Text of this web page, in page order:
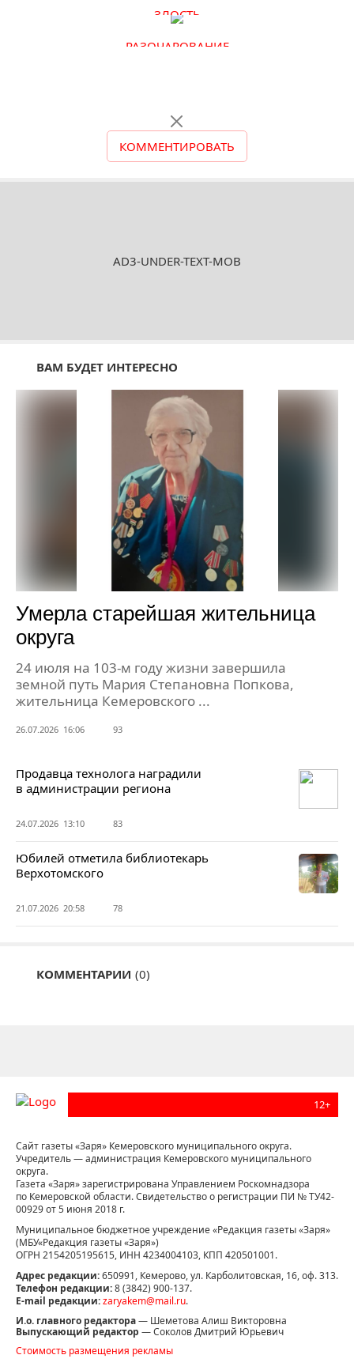
ЗЛОСТЬ
РАЗОЧАРОВАНИЕ
КОММЕНТИРОВАТЬ
AD3-UNDER-TEXT-MOB
ВАМ БУДЕТ ИНТЕРЕСНО
Умерла старейшая жительница
округа
24 июля на 103-м году жизни завершила
земной путь Мария Степановна Попкова,
жительница Кемеровского ...
26.07.2026 16:06 93
Продавца технолога наградили
в администрации региона
24.07.2026 13:10 83
Юбилей отметила библиотекарь
Верхотомского
21.07.2026 20:58 78
КОММЕНТАРИИ (0)
12+
Сайт газеты «Заря» Кемеровского муниципального округа.
Учредитель — администрация Кемеровского муниципального
округа.
Газета «Заря» зарегистрирована Управлением Роскомнадзора
по Кемеровской области. Свидетельство о регистрации ПИ № ТУ42-
00929 от 5 июня 2018 г.
Муниципальное бюджетное учреждение «Редакция газеты «Заря»
(МБУ«Редакция газеты «Заря»)
ОГРН 2154205195615, ИНН 4234004103, КПП 420501001.
Адрес редакции:650991, Кемерово, ул. Карболитовская, 16, оф. 313.
Телефон редакции:8 (3842) 900-137.
E-mail редакции:zaryakem@mail.ru.
И.о. главного редактора— Шеметова Алиш Викторовна
Выпускающий редактор — Соколов Дмитрий Юрьевич
Стоимость размещения рекламы